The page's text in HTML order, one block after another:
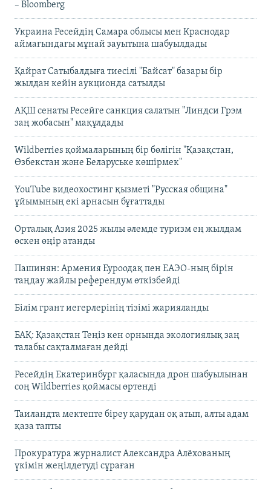
– Bloomberg
Украина Ресейдің Самара облысы мен Краснодар
аймағындағы мұнай зауытына шабуылдады
Қайрат Сатыбалдыға тиесілі "Байсат" базары бір
жылдан кейін аукционда сатылды
АҚШ сенаты Ресейге санкция салатын "Линдси Грэм
заң жобасын" мақұлдады
Wildberries қоймаларының бір бөлігін "Қазақстан,
Өзбекстан және Беларуське көшірмек"
YouTube видеохостинг қызметі "Русская община"
ұйымының екі арнасын бұғаттады
Орталық Азия 2025 жылы әлемде туризм ең жылдам
өскен өңір атанды
Пашинян: Армения Еуроодақ пен ЕАЭО-ның бірін
таңдау жайлы референдум өткізбейді
Білім грант иегерлерінің тізімі жарияланды
БАҚ: Қазақстан Теңіз кен орнында экологиялық заң
талабы сақталмаған дейді
Ресейдің Екатеринбург қаласында дрон шабуылынан
соң Wildberries қоймасы өртенді
Таиландта мектепте біреу қарудан оқ атып, алты адам
қаза тапты
Прокуратура журналист Александра Алёхованың
үкімін жеңілдетуді сұраған